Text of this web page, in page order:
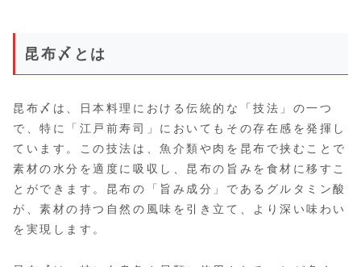
昆布〆とは
昆布〆は、日本料理における伝統的な「技法」の一つ
で、特に「江戸前寿司」においてもその存在感を発揮し
ています。この技法は、魚介類や肉を昆布で挟むことで
素材の水分を適度に吸収し、昆布の旨みを食材に移すこ
とができます。昆布の「旨み成分」であるグルタミン酸
が、素材の持つ自然の風味を引き立て、より深い味わい
を実現します。